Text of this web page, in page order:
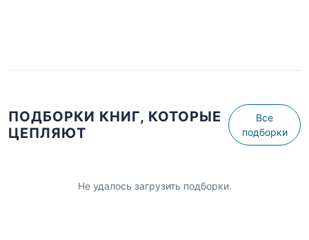
ПОДБОРКИ КНИГ, КОТОРЫЕ
ЦЕПЛЯЮТ
Все
подборки
Не удалось загрузить подборки.